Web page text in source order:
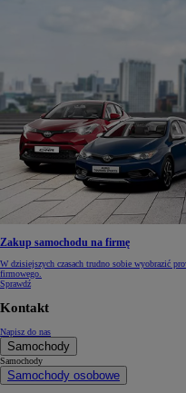
Zakup samochodu na firmę
W dzisiejszych czasach trudno sobie wyobrazić
firmowego.
Sprawdź
Kontakt
Napisz do nas
Samochody
Samochody
Samochody osobowe